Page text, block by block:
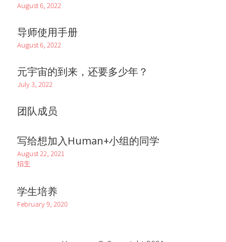
August 6, 2022
导师使用手册
August 6, 2022
元宇宙的到来，还要多少年？
July 3, 2022
团队成员
写给想加入Human+小组的同学
August 22, 2021
招生
学生培养
February 9, 2020